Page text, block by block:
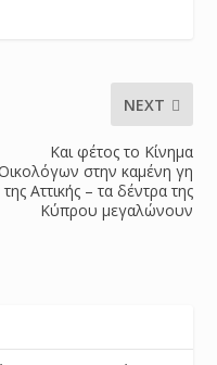
NEXT
Και φέτος το Κίνημα
στην καμένη γη
της Αττικής – τα δέντρα της
Κύπρου μεγαλώνουν